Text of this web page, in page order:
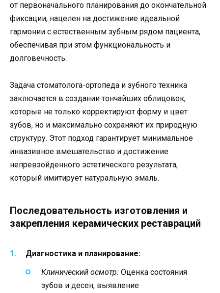
от первоначального планирования до окончательной
фиксации, нацелен на достижение идеальной
гармонии с естественным зубным рядом пациента,
обеспечивая при этом функциональность и
долговечность.
Задача стоматолога-ортопеда и зубного техника
заключается в создании тончайших облицовок,
которые не только корректируют форму и цвет
зубов, но и максимально сохраняют их природную
структуру. Этот подход гарантирует минимальное
инвазивное вмешательство и достижение
непревзойденного эстетического результата,
который имитирует натуральную эмаль.
Последовательность изготовления и
закрепления керамических реставраций
Диагностика и планирование:
Клинический осмотр: Оценка состояния
зубов и десен, выявление